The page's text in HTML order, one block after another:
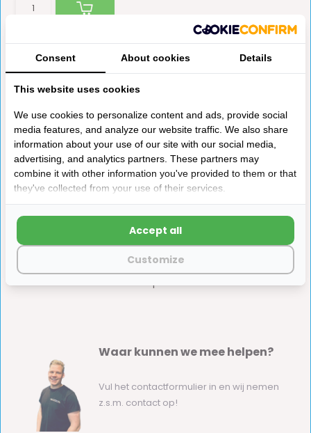
Waar kunnen we mee helpen?
Vul het contactformulier in en wij nemen
z.s.m. contact op!
Consent About cookies Details
This website uses cookies
We use cookies to personalize content and ads, provide social
media features, and analyze our website traffic. We also share
information about your use of our site with our social media,
advertising, and analytics partners. These partners may
combine it with other information you've provided to them or that
they've collected from your use of their services.
Customize
Accept all